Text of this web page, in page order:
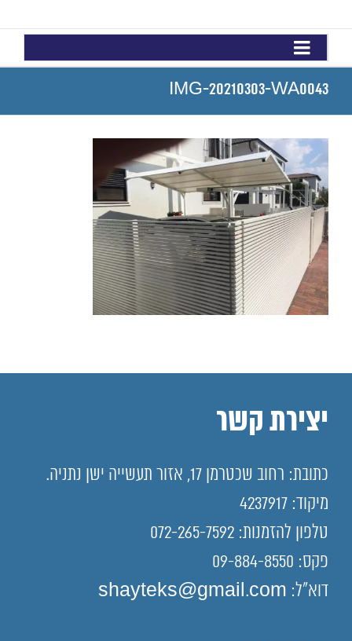
IMG-20210303-WA0043
יצירת קשר
כתובת: רחוב שכטרמן 17, אזור תעשייה ישן נתניה.
מיקוד: 4237917
טלפון להזמנות: 072-265-7592
פקס: 09-884-8550
דוא"ל: shayteks@gmail.com